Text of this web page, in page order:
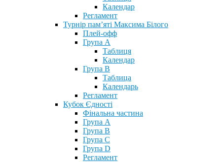
Календар
Регламент
Турнір пам’яті Максима Білого
Плей-офф
Група А
Таблиця
Календар
Група В
Таблица
Календарь
Регламент
Кубок Єдності
Фінальна частина
Група А
Група В
Група С
Група D
Регламент